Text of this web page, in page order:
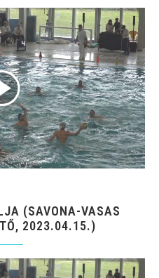
(SAVONA-VASAS
2023.04.15.)